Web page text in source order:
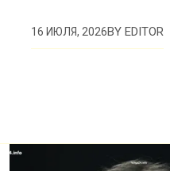
16 ИЮЛЯ, 2026BYEDITOR